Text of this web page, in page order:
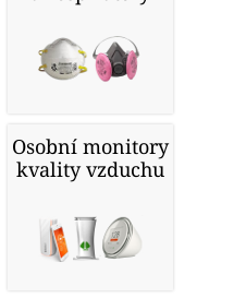
Osobní monitory
kvality vzduchu